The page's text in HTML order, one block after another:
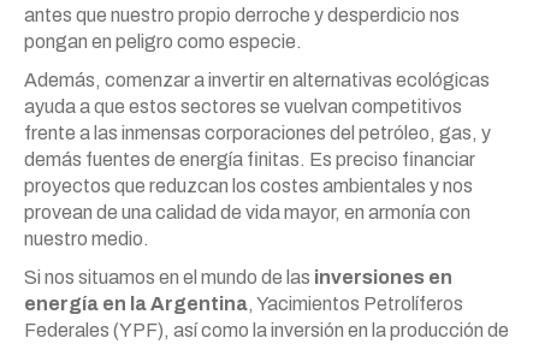
antes que nuestro propio derroche y desperdicio nos
pongan en peligro como especie.
Además, comenzar a invertir en alternativas ecológicas
ayuda a que estos sectores se vuelvan competitivos
frente a las inmensas corporaciones del petróleo, gas, y
demás fuentes de energía finitas. Es preciso financiar
proyectos que reduzcan los costes ambientales y nos
provean de una calidad de vida mayor, en armonía con
nuestro medio.
Si nos situamos en el mundo de las inversiones en
energía en la Argentina, Yacimientos Petrolíferos
Federales (YPF), así como la inversión en la producción de